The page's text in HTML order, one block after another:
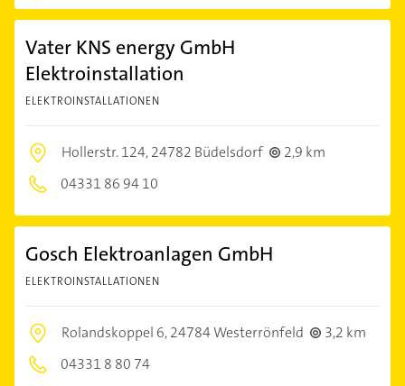
Vater KNS energy GmbH
Elektroinstallation
ELEKTROINSTALLATIONEN
Hollerstr. 124,24782 Büdelsdorf
2,9 km
04331 86 94 10
Gosch Elektroanlagen GmbH
ELEKTROINSTALLATIONEN
Rolandskoppel 6,24784 Westerrönfeld
3,2 km
04331 8 80 74